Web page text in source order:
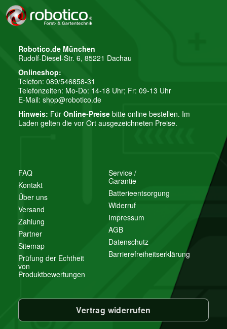
FAQ
Kontakt
Über uns
Versand
Zahlung
Partner
Sitemap
Prüfung der Echtheit
von
Produktbewertungen
Service /
Garantie
Batterieentsorgung
Widerruf
Impressum
AGB
Datenschutz
Barrierefreiheitserklärung
Robotico.de München
Rudolf-Diesel-Str. 6, 85221 Dachau
Onlineshop:
Telefon: 089/546858-31
Telefonzeiten: Mo-Do: 14-18 Uhr; Fr: 09-13 Uhr
E-Mail: shop@robotico.de
Hinweis: Für Online-Preise bitte online bestellen. Im
Laden gelten die vor Ort ausgezeichneten Preise.
Vertrag widerrufen